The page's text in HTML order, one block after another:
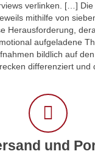
verlinken. […] Die
mithilfe von
Herausforderung,
aufgeladene
bildlich auf
differenziert und
und